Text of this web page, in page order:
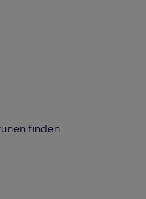
finden.